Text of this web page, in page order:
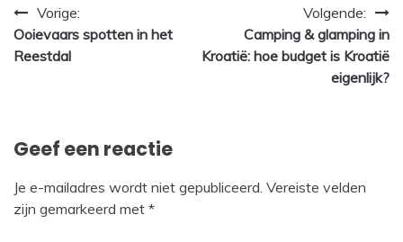
Bericht
navigatie
Vorige:
Ooievaars spotten in het
Reestdal
Volgende:
Camping & glamping in
Kroatië: hoe budget is Kroatië
eigenlijk?
Geef een reactie
Je e-mailadres wordt niet gepubliceerd. Vereiste velden
zijn gemarkeerd met *